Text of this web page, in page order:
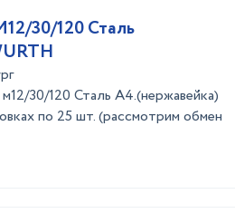
30/120 Сталь
30/120 Сталь А4.(нержавейка)
по 25 шт. (рассмотрим обмен